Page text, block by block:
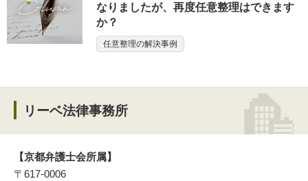
なりましたが、再度任意整理はできます
か？
任意整理の解決事例
リーベ法律事務所
【京都弁護士会所属】
〒617-0006